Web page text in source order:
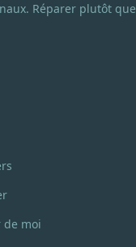
Réparer plutôt que
de moi